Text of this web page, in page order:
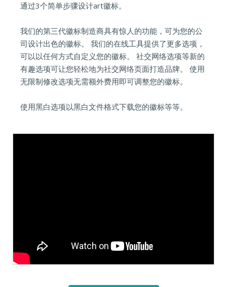
通过3个简单步骤设计art徽标。
我们的第三代徽标制造商具有惊人的功能，可为您的公
司设计出色的徽标。 我们的在线工具提供了更多选项，
可以以任何方式自定义您的徽标。 社交网络选项等新的
有趣选项可让您轻松地为社交网络页面打造品牌。 使用
无限制修改选项无需额外费用即可调整您的徽标。
使用黑白选项以黑白文件格式下载您的徽标等等。